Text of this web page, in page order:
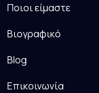
Ποιοι είμαστε
Βιογραφικό
Blog
Επικοινωνία